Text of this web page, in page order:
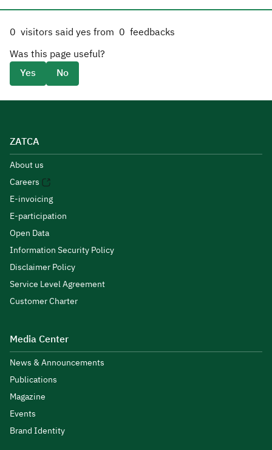
0 visitors said yes from 0 feedbacks
Was this page useful?
Yes
No
ZATCA
About us
Careers
E-invoicing
E-participation
Open Data
Information Security Policy
Disclaimer Policy
Service Level Agreement
Customer Charter
Media Center
News & Announcements
Publications
Magazine
Events
Brand Identity